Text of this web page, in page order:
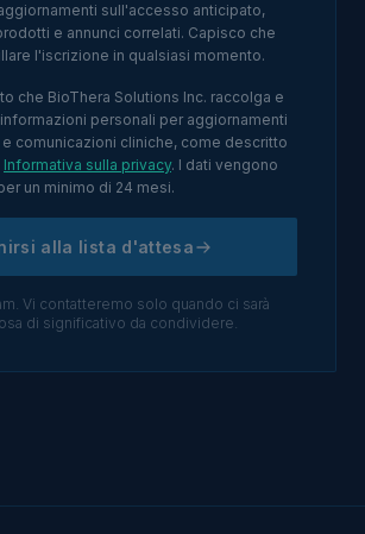
sull'accesso anticipato,
e annunci correlati. Capisco che
l'iscrizione in qualsiasi momento.
che BioThera Solutions Inc. raccolga e
personali per aggiornamenti
comunicazioni cliniche, come descritto
Informativa sulla privacy. I dati vengono
un minimo di 24 mesi.
alla lista d'attesa
Vi contatteremo solo quando ci sarà
di significativo da condividere.